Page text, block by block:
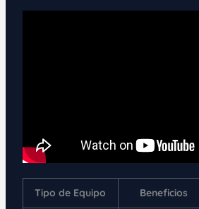
Tipo de Equipo Beneficios